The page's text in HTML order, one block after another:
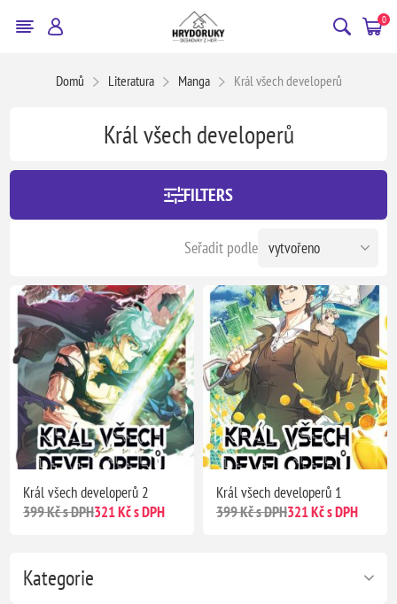
0
Domů Literatura Manga Král všech developerů
Kategorie
Král všech developerů
FILTERS
Seřadit podle
Král všech developerů 2
399 Kč s DPH321 Kč s DPH
Král všech developerů 1
399 Kč s DPH321 Kč s DPH